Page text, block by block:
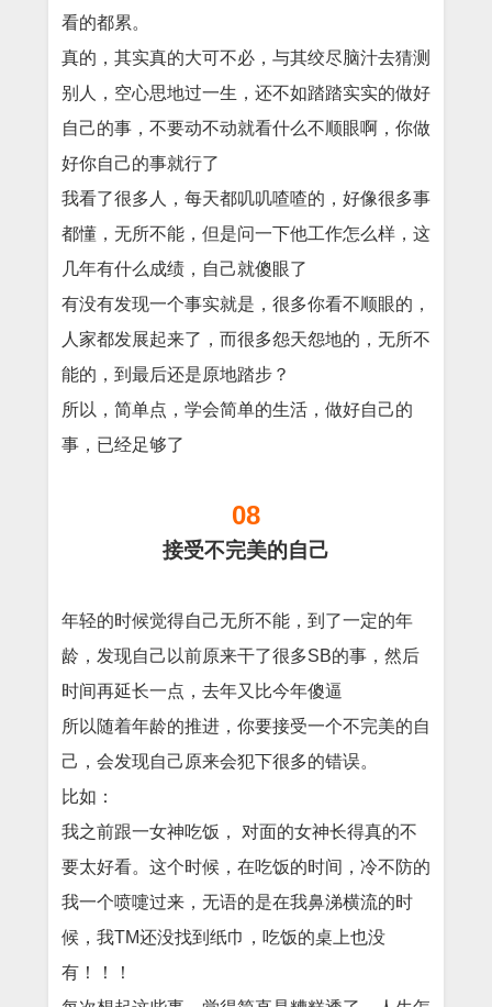
看的都累。
真的，其实真的大可不必，与其绞尽脑汁去猜测
别人，空心思地过一生，还不如踏踏实实的做好
自己的事，不要动不动就看什么不顺眼啊，你做
好你自己的事就行了
我看了很多人，每天都叽叽喳喳的，好像很多事
都懂，无所不能，但是问一下他工作怎么样，这
几年有什么成绩，自己就傻眼了
有没有发现一个事实就是，很多你看不顺眼的，
人家都发展起来了，而很多怨天怨地的，无所不
能的，到最后还是原地踏步？
所以，简单点，学会简单的生活，做好自己的
事，已经足够了
08
接受不完美的自己
年轻的时候觉得自己无所不能，到了一定的年
龄，发现自己以前原来干了很多SB的事，然后
时间再延长一点，去年又比今年傻逼
所以随着年龄的推进，你要接受一个不完美的自
己，会发现自己原来会犯下很多的错误。
比如：
我之前跟一女神吃饭， 对面的女神长得真的不
要太好看。这个时候，在吃饭的时间，冷不防的
我一个喷嚏过来，无语的是在我鼻涕横流的时
候，我TM还没找到纸巾，吃饭的桌上也没
有！！！